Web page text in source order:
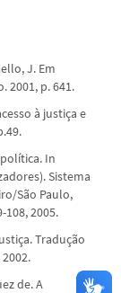
J. Em
2001, p. 641.
à justiça e
In
Sistema
São Paulo,
108, 2005.
Tradução
de. A